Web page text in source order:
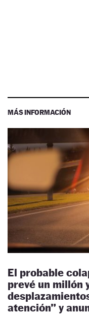
MÁS INFORMACIÓN
El probable
prevé un millón
atención” y